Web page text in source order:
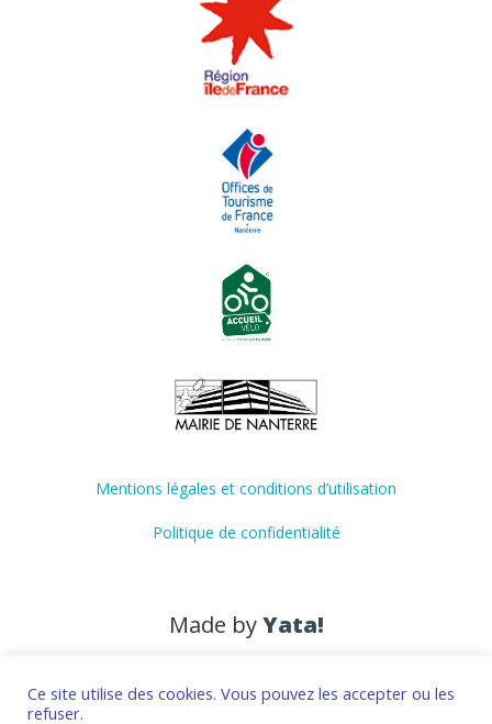
Mentions légales et conditions d’utilisation
Politique de confidentialité
Made byYata!
Ce site utilise des cookies. Vous pouvez les accepter ou les
refuser.